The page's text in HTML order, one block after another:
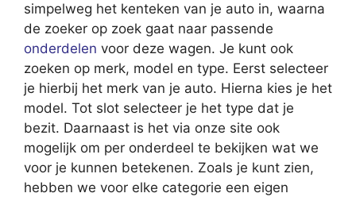
simpelweg het kenteken van je auto in, waarna
de zoeker op zoek gaat naar passende
onderdelen voor deze wagen. Je kunt ook
zoeken op merk, model en type. Eerst selecteer
je hierbij het merk van je auto. Hierna kies je het
model. Tot slot selecteer je het type dat je
bezit. Daarnaast is het via onze site ook
mogelijk om per onderdeel te bekijken wat we
voor je kunnen betekenen. Zoals je kunt zien,
hebben we voor elke categorie een eigen